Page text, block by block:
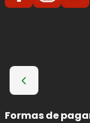
Formas de